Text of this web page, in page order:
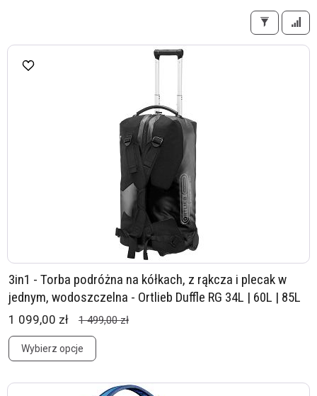
3in1 - Torba podróżna na kółkach, z rąkcza i plecak w
jednym, wodoszczelna - Ortlieb Duffle RG 34L | 60L | 85L
1 099,00 zł 1 499,00 zł
Wybierz opcje